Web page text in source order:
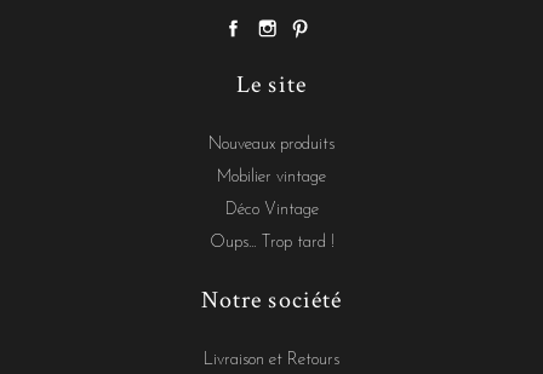
Le site
Nouveaux produits
Mobilier vintage
Déco Vintage
Oups... Trop tard !
Notre société
Livraison et Retours